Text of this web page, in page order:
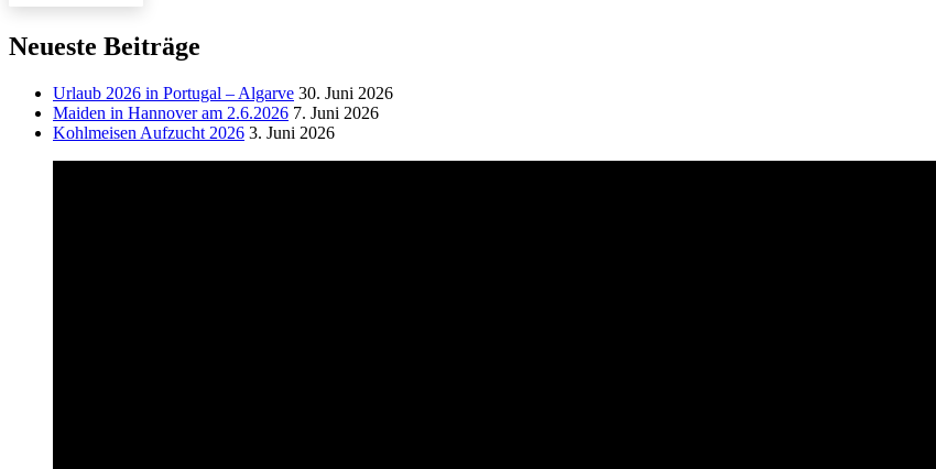
Neueste Beiträge
Urlaub 2026 in Portugal – Algarve 30. Juni 2026
Maiden in Hannover am 2.6.2026 7. Juni 2026
Kohlmeisen Aufzucht 2026 3. Juni 2026